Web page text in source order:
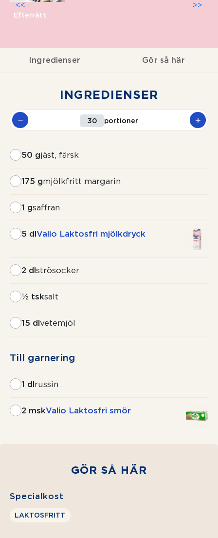
Efterrätt
>>
<<
Ingredienser Gör så här
INGREDIENSER
portioner
50 gjäst, färsk
175 gmjölkfritt margarin
1 gsaffran
5 dlValio Laktosfri mjölkdryck
2 dlströsocker
½ tsksalt
15 dlvetemjöl
Till garnering
1 dlrussin
2 mskValio Laktosfri smör
GÖR SÅ HÄR
Specialkost
LAKTOSFRITT